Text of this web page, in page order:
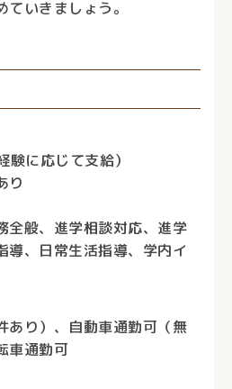
いきましょう。
に応じて支給）
り
全般、進学相談対応、進学
導、日常生活指導、学内イ
あり）、自動車通勤可（無
車通勤可